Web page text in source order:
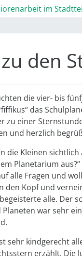
im
den
die vier- bis
das
zu einer
und herzlich
die Kleinen
Planetarium
alle Fragen und
den Kopf und
alle. Der
war sehr
sehr kindgerecht
erzählt.